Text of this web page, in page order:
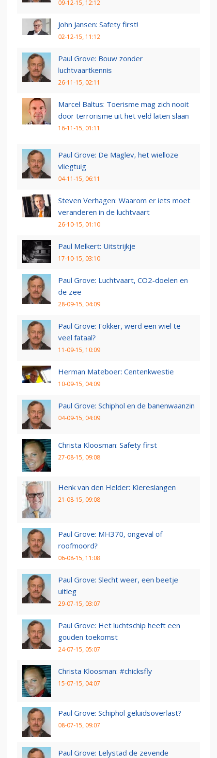
09-12-15, 12:12
John Jansen: Safety first!
02-12-15, 11:12
Paul Grove: Bouw zonder
luchtvaartkennis
26-11-15, 02:11
Marcel Baltus: Toerisme mag zich nooit
door terrorisme uit het veld laten slaan
16-11-15, 01:11
Paul Grove: De Maglev, het wielloze
vliegtuig
04-11-15, 06:11
Steven Verhagen: Waarom er iets moet
veranderen in de luchtvaart
26-10-15, 01:10
Paul Melkert: Uitstrijkje
17-10-15, 03:10
Paul Grove: Luchtvaart, CO2-doelen en
de zee
28-09-15, 04:09
Paul Grove: Fokker, werd een wiel te
veel fataal?
11-09-15, 10:09
Herman Mateboer: Centenkwestie
10-09-15, 04:09
Paul Grove: Schiphol en de banenwaanzin
04-09-15, 04:09
Christa Kloosman: Safety first
27-08-15, 09:08
Henk van den Helder: Klereslangen
21-08-15, 09:08
Paul Grove: MH370, ongeval of
roofmoord?
06-08-15, 11:08
Paul Grove: Slecht weer, een beetje
uitleg
29-07-15, 03:07
Paul Grove: Het luchtschip heeft een
gouden toekomst
24-07-15, 05:07
Christa Kloosman: #chicksfly
15-07-15, 04:07
Paul Grove: Schiphol geluidsoverlast?
08-07-15, 09:07
Paul Grove: Lelystad de zevende